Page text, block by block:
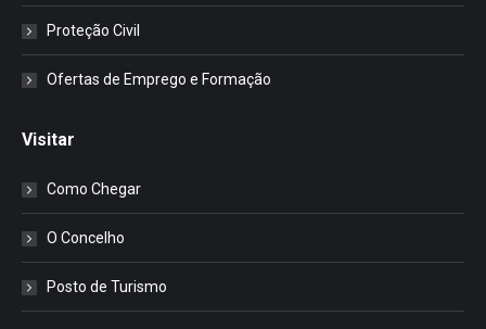
Proteção Civil
Ofertas de Emprego e Formação
Visitar
Como Chegar
O Concelho
Posto de Turismo